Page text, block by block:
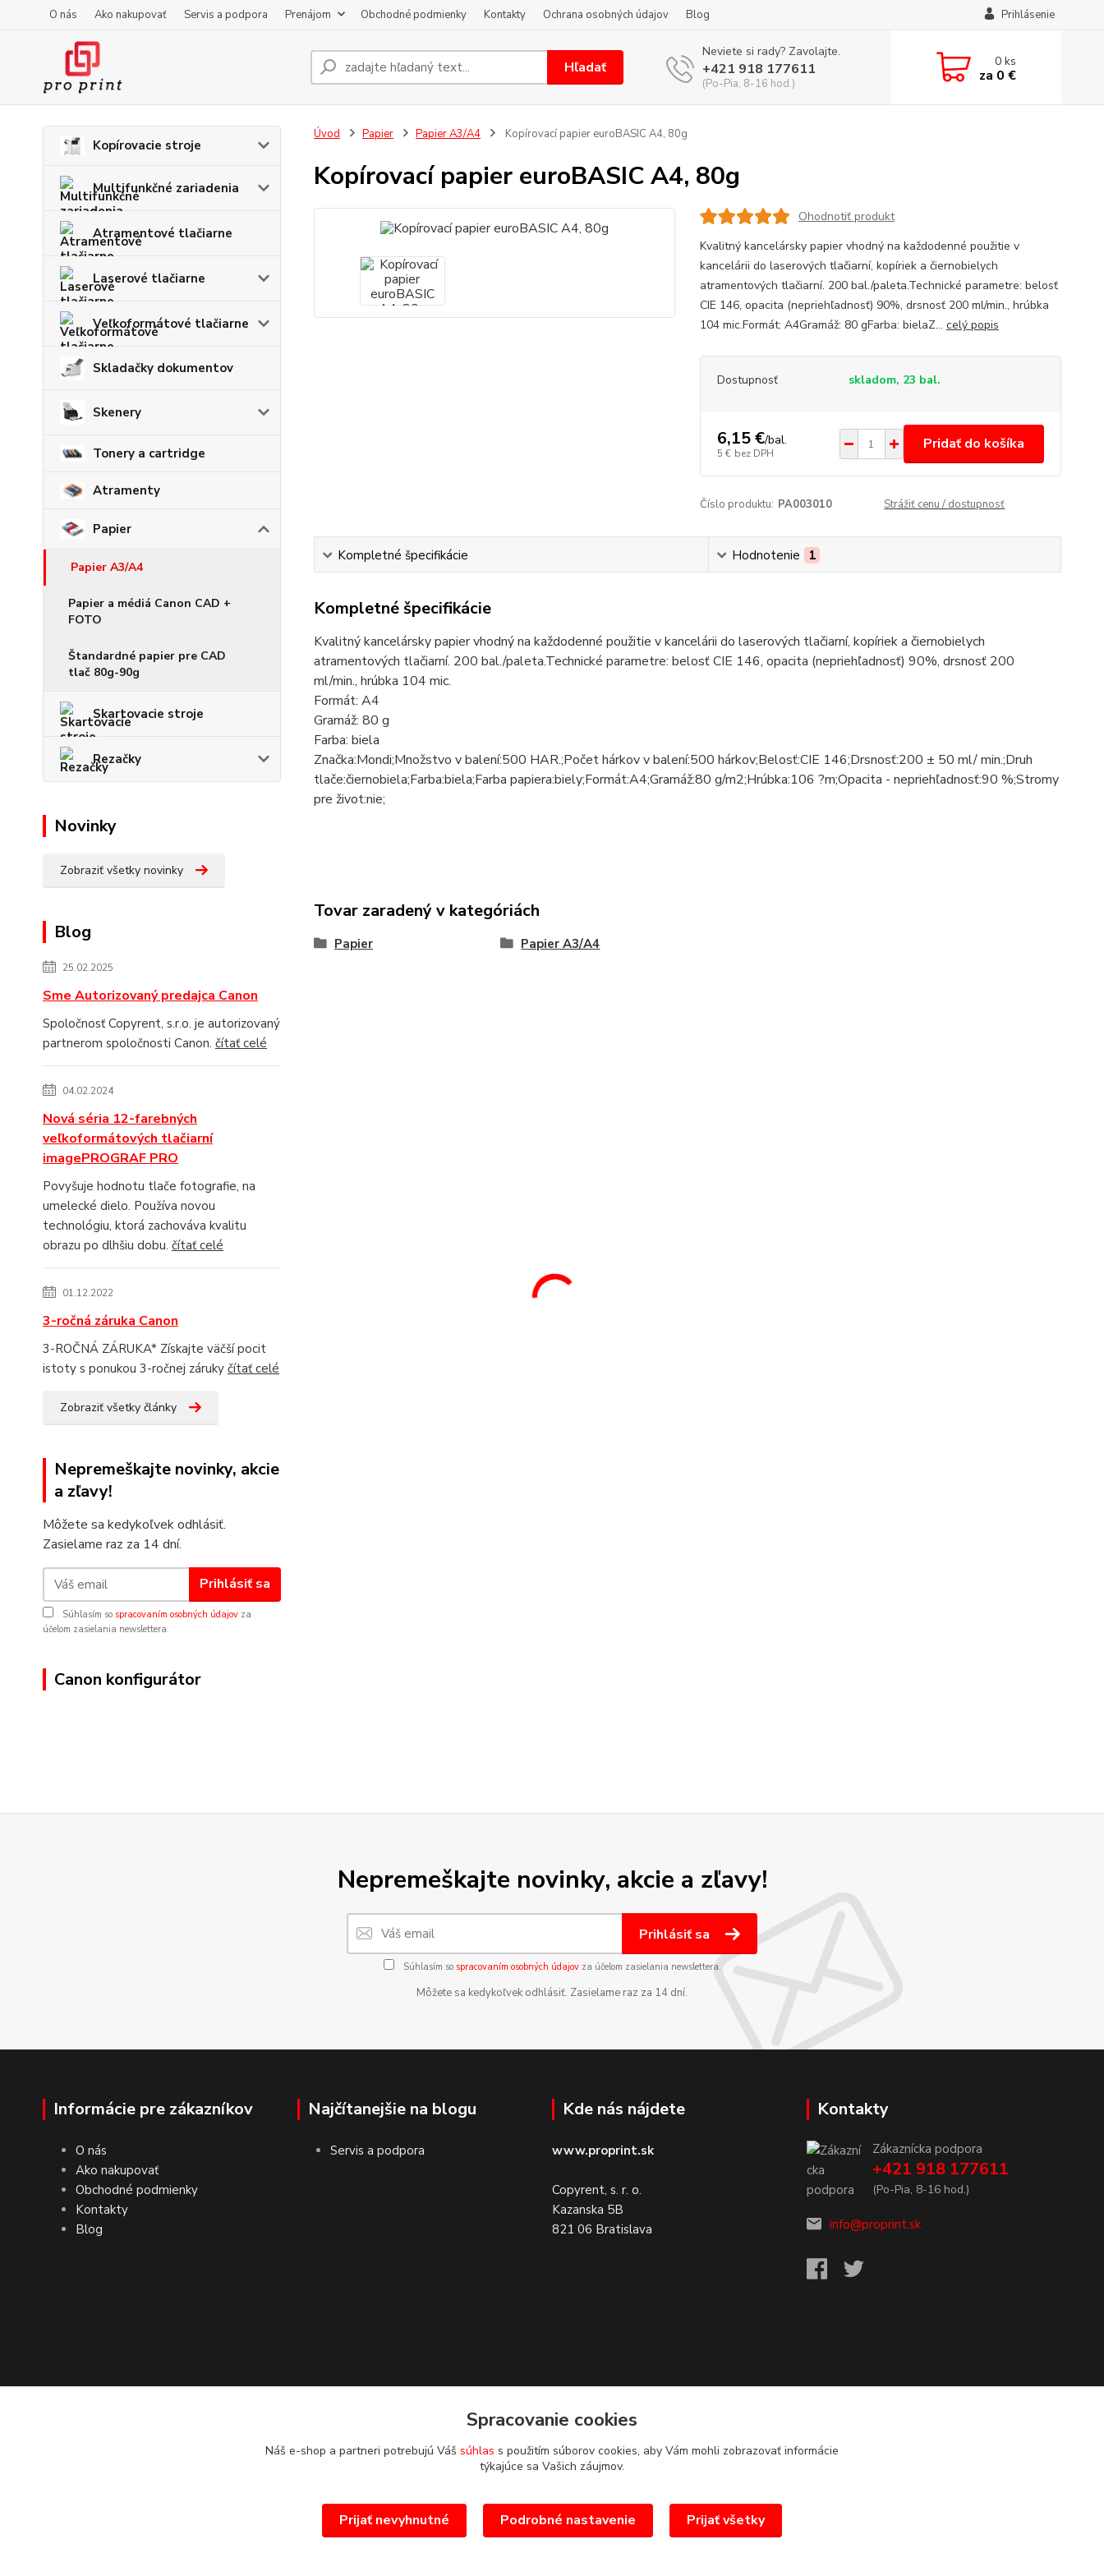
O nás Ako nakupovať Servis a podpora Prenájom Obchodné podmienky Kontakty Ochrana osobných údajov Blog Prihlásenie
Hľadať
Neviete si rady? Zavolajte.
+421 918 177611
(Po-Pia, 8-16 hod.)
0ks
za 0 €
Kopírovacie stroje
Multifunkčné zariadenia
Atramentové tlačiarne
Laserové tlačiarne
Veľkoformátové tlačiarne
Skladačky dokumentov
Skenery
Tonery a cartridge
Atramenty
Papier
Papier A3/A4
Papier a médiá Canon CAD +
FOTO
Štandardné papier pre CAD
tlač 80g-90g
Skartovacie stroje
Rezačky
Novinky
Zobraziť všetky novinky
Blog
25.02.2025
Sme Autorizovaný predajca Canon
Spoločnosť Copyrent, s.r.o. je autorizovaný
partnerom spoločnosti Canon. čítať celé
04.02.2024
Nová séria 12-farebných
veľkoformátových tlačiarní
imagePROGRAF PRO
Povyšuje hodnotu tlače fotografie, na
umelecké dielo. Používa novou
technológiu, ktorá zachováva kvalitu
obrazu po dlhšiu dobu. čítať celé
01.12.2022
3-ročná záruka Canon
3-ROČNÁ ZÁRUKA* Získajte väčší pocit
istoty s ponukou 3-ročnej záruky čítať celé
Zobraziť všetky články
Nepremeškajte novinky, akcie
a zľavy!
Môžete sa kedykoľvek odhlásiť.
Zasielame raz za 14 dní.
Prihlásiť sa
Súhlasím so spracovaním osobných údajov za
účelom zasielania newslettera.
Canon konfigurátor
Úvod Papier Papier A3/A4 Kopírovací papier euroBASIC A4, 80g
Kopírovací papier euroBASIC A4, 80g
Ohodnotiť produkt
Kvalitný kancelársky papier vhodný na každodenné použitie v
kancelárii do laserových tlačiarní, kopíriek a čiernobielych
atramentových tlačiarní. 200 bal./paleta.Technické parametre: belosť
CIE 146, opacita (nepriehľadnosť) 90%, drsnosť 200 ml/min., hrúbka
104 mic.Formát: A4Gramáž: 80 gFarba: bielaZ... celý popis
Dostupnosť skladom, 23 bal.
6,15 €/bal.
5 € bez DPH
Pridať do košíka
Číslo produktu: PA003010 Strážiť cenu / dostupnosť
Kompletné špecifikácie Hodnotenie 1
Kompletné špecifikácie
Kvalitný kancelársky papier vhodný na každodenné použitie v kancelárii do laserových tlačiarní, kopíriek a čiernobielych
atramentových tlačiarní. 200 bal./paleta.Technické parametre: belosť CIE 146, opacita (nepriehľadnosť) 90%, drsnosť 200
ml/min., hrúbka 104 mic.
Formát: A4
Gramáž: 80 g
Farba: biela
Značka:Mondi;Množstvo v balení:500 HAR.;Počet hárkov v balení:500 hárkov;Belosť:CIE 146;Drsnosť:200 ± 50 ml/ min.;Druh
tlače:čiernobiela;Farba:biela;Farba papiera:biely;Formát:A4;Gramáž:80 g/m2;Hrúbka:106 ?m;Opacita - nepriehľadnosť:90 %;Stromy
pre život:nie;
Tovar zaradený v kategóriách
Papier Papier A3/A4
Nepremeškajte novinky, akcie a zľavy!
Prihlásiť sa
Súhlasím so spracovaním osobných údajovza účelom zasielania newslettera.
Môžete sa kedykoľvek odhlásiť. Zasielame raz za 14 dní.
Informácie pre zákazníkov
O nás
Ako nakupovať
Obchodné podmienky
Kontakty
Blog
Najčítanejšie na blogu
Servis a podpora
Kde nás nájdete
www.proprint.sk
Copyrent, s. r. o.
Kazanska 5B
821 06 Bratislava
Kontakty
Zákaznícka podpora
+421 918 177611
(Po-Pia, 8-16 hod.)
info@proprint.sk
Spracovanie cookies
Náš e-shop a partneri potrebujú Váš súhlas s použitím súborov cookies, aby Vám mohli zobrazovať informácie
týkajúce sa Vašich záujmov.
Prijať nevyhnutné Podrobné nastavenie Prijať všetky